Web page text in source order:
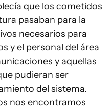
que los cometidos
pasaban para la
necesarios para
y el personal del área
y aquellas
pudieran ser
del sistema.
nos encontramos